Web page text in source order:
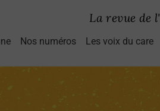
La revue de l'
Nos numéros Les voix du care